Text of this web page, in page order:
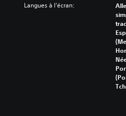
Langues à l’écran: